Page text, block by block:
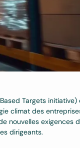
Targets
climat des
nouvelles exigences
dirigeants.